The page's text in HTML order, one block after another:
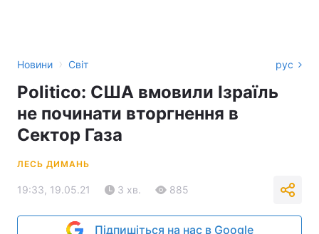
Новини › Світ рус
Politico: США вмовили Ізраїль
не починати вторгнення в
Сектор Газа
ЛЕСЬ ДИМАНЬ
19:33, 19.05.21 3 хв. 885
Підпишіться на нас в Google